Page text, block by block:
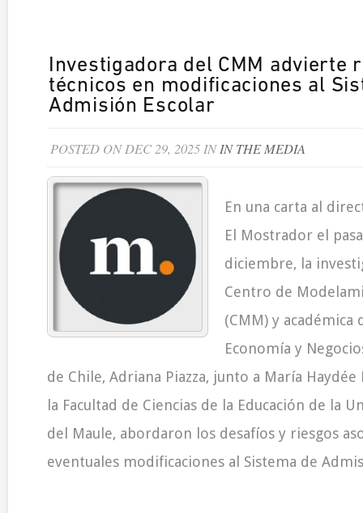
Investigadora del CMM advierte
técnicos en modificaciones al
Admisión Escolar
POSTED ON DEC 29, 2025 ININ THE MEDIA
En una carta al
El Mostrador el
diciembre, la
Centro de
(CMM) y académica
Economía y
de Chile, Adriana Piazza, junto a María Haydée
la Facultad de Ciencias de la Educación de la
del Maule, abordaron los desafíos y riesgos
eventuales modificaciones al Sistema de